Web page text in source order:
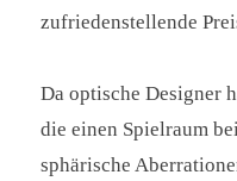
zufriedenstellende
Da optische Designer
die einen Spielraum
sphärische